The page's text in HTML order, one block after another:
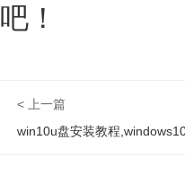
吧！
< 上一篇
win10u盘安装教程